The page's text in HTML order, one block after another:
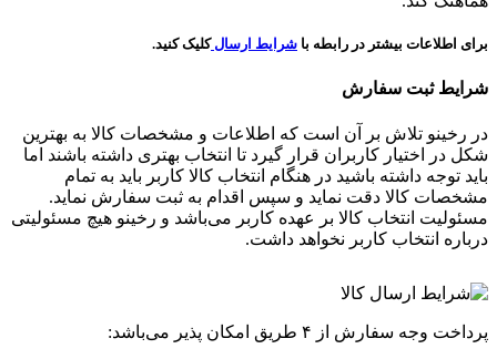
برای اطلاعات بیشتر در رابطه با شرایط ارسال کلیک کنید.
شرایط ثبت سفارش
در رخینو تلاش بر آن است که اطلاعات و مشخصات کالا به بهترین
شکل در اختیار کاربران قرار گیرد تا انتخاب بهتری داشته باشند اما
باید توجه داشته باشید در هنگام انتخاب کالا کاربر باید به تمام
مشخصات کالا دقت نماید و سپس اقدام به ثبت سفارش نماید.
مسئولیت انتخاب کالا بر عهده کاربر می‌باشد و رخینو هیچ مسئولیتی
درباره انتخاب کاربر نخواهد داشت.
پرداخت وجه سفارش از ۴ طریق امکان پذیر می‌باشد: